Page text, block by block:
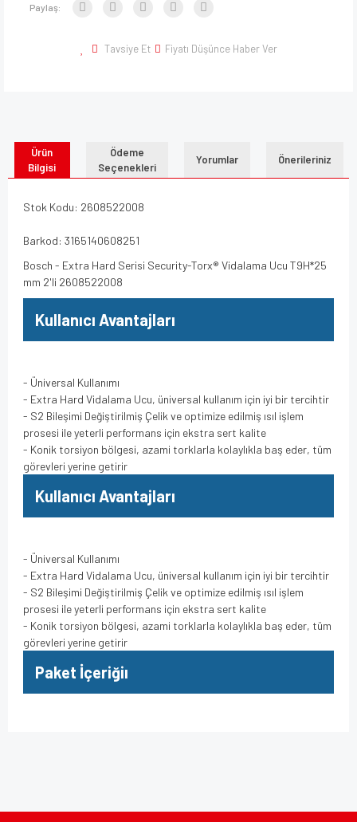
Paylaş:
Tavsiye Et Fiyatı Düşünce Haber Ver
Ürün
Bilgisi
Ödeme
Seçenekleri
Yorumlar Önerileriniz
Stok Kodu: 2608522008
Barkod: 3165140608251
Bosch - Extra Hard Serisi Security-Torx® Vidalama Ucu T9H*25
mm 2'li 2608522008
Kullanıcı Avantajları
- Üniversal Kullanımı
- Extra Hard Vidalama Ucu, üniversal kullanım için iyi bir tercihtir
- S2 Bileşimi Değiştirilmiş Çelik ve optimize edilmiş ısıl işlem
prosesi ile yeterli performans için ekstra sert kalite
- Konik torsiyon bölgesi, azami torklarla kolaylıkla baş eder, tüm
görevleri yerine getirir
Kullanıcı Avantajları
- Üniversal Kullanımı
- Extra Hard Vidalama Ucu, üniversal kullanım için iyi bir tercihtir
- S2 Bileşimi Değiştirilmiş Çelik ve optimize edilmiş ısıl işlem
prosesi ile yeterli performans için ekstra sert kalite
- Konik torsiyon bölgesi, azami torklarla kolaylıkla baş eder, tüm
görevleri yerine getirir
Paket İçeriğiı